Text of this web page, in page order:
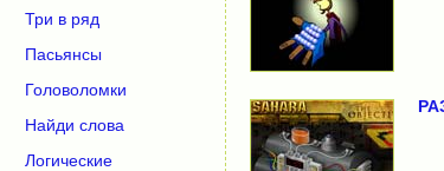
Три в ряд
Пасьянсы
Головоломки
Найди слова
Логические